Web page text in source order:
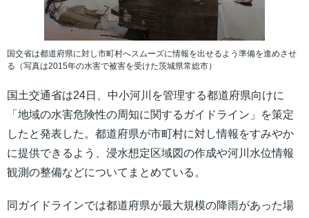
国交省は都道府県に対し市町村へスムーズに情報を出せるよう準備を進めさせ
る（写真は2015年の水害で被害を受けた茨城県常総市）
国土交通省は24日、中小河川を管理する都道府県向けに
「地域の水害危険性の周知に関するガイドライン」を策定
したと発表した。都道府県が市町村に対し情報をすみやか
に提供できるよう、浸水想定区域図の作成や河川水位情報
観測の整備などについてまとめている。
同ガイドラインでは都道府県が最大規模の降雨があった場